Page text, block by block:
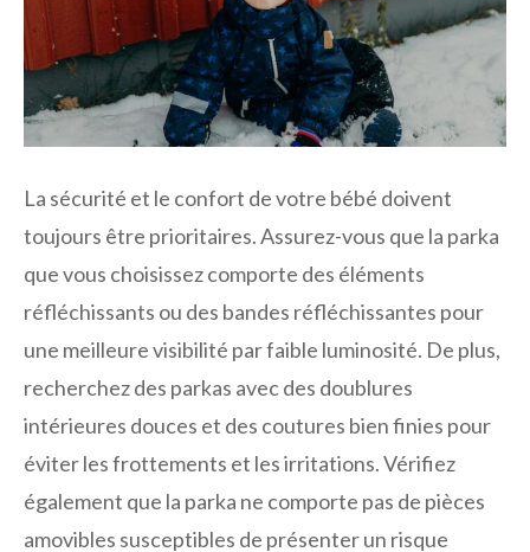
La sécurité et le confort de votre bébé doivent
toujours être prioritaires. Assurez-vous que la parka
que vous choisissez comporte des éléments
réfléchissants ou des bandes réfléchissantes pour
une meilleure visibilité par faible luminosité. De plus,
recherchez des parkas avec des doublures
intérieures douces et des coutures bien finies pour
éviter les frottements et les irritations. Vérifiez
également que la parka ne comporte pas de pièces
amovibles susceptibles de présenter un risque